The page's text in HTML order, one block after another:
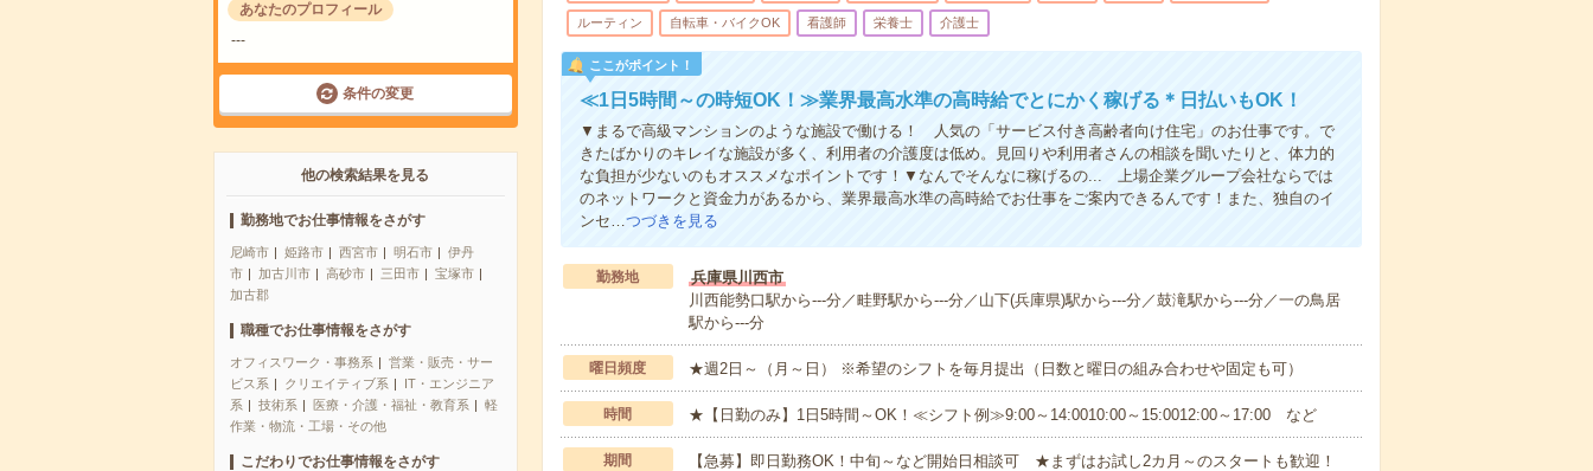
あなたのプロフィール
---
条件の変更
他の検索結果を見る
勤務地でお仕事情報をさがす
尼崎市 姫路市 西宮市 明石市
伊丹
市
加古川市 高砂市 三田市
宝塚市
加古郡
職種でお仕事情報をさがす
オフィスワーク・事務系
営業・販売・サー
ビス系
クリエイティブ系
IT・エンジニア
系
技術系 医療・介護・福祉・教育系
軽
作業・物流・工場・その他
こだわりでお仕事情報をさがす
ルーティン 自転車・バイクOK 看護師 栄養士 介護士
ここがポイント！
≪1日5時間～の時短OK！≫業界最高水準の高時給でとにかく稼げる＊日払いもOK！
▼まるで高級マンションのような施設で働ける！ 人気の「サービス付き高齢者向け住宅」のお仕事です。で
きたばかりのキレイな施設が多く、利用者の介護度は低め。見回りや利用者さんの相談を聞いたりと、体力的
な負担が少ないのもオススメなポイントです！▼なんでそんなに稼げるの... 上場企業グループ会社ならでは
のネットワークと資金力があるから、業界最高水準の高時給でお仕事をご案内できるんです！また、独自のイ
ンセ…つづきを見る
勤務地
兵庫県川西市
川西能勢口駅から---分／畦野駅から---分／山下(兵庫県)駅から---分／鼓滝駅から---分／一の鳥居
駅から---分
曜日頻度 ★週2日～（月～日） ※希望のシフトを毎月提出（日数と曜日の組み合わせや固定も可）
時間 ★【日勤のみ】1日5時間～OK！≪シフト例≫9:00～14:0010:00～15:0012:00～17:00 など
期間 【急募】即日勤務OK！中旬～など開始日相談可 ★まずはお試し2カ月～のスタートも歓迎！